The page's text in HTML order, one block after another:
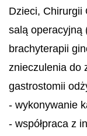
Dzieci, Chirurgii
salą operacyjną
brachyterapii
znieczulenia do
gastrostomii
- wykonywanie
- współpraca z